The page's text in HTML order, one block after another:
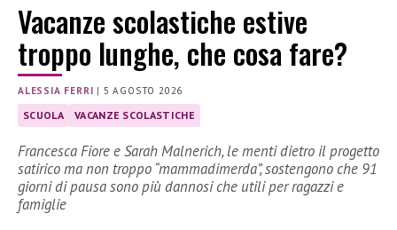
Vacanze scolastiche estive
troppo lunghe, che cosa fare?
ALESSIA FERRI | 5 AGOSTO 2026
SCUOLA VACANZE SCOLASTICHE
Francesca Fiore e Sarah Malnerich, le menti dietro il progetto
satirico ma non troppo “mammadimerda”, sostengono che 91
giorni di pausa sono più dannosi che utili per ragazzi e
famiglie